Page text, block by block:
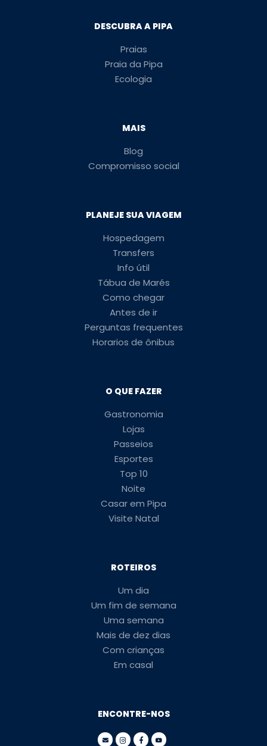
DESCUBRA A PIPA
Praias
Praia da Pipa
Ecologia
MAIS
Blog
Compromisso social
PLANEJE SUA VIAGEM
Hospedagem
Transfers
Info útil
Tábua de Marés
Como chegar
Antes de ir
Perguntas frequentes
Horarios de ônibus
O QUE FAZER
Gastronomia
Lojas
Passeios
Esportes
Top 10
Noite
Casar em Pipa
Visite Natal
ROTEIROS
Um dia
Um fim de semana
Uma semana
Mais de dez dias
Com crianças
Em casal
ENCONTRE-NOS